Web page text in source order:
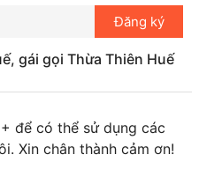
Đăng ký
gái gọi Thừa Thiên Huế
để có thể sử dụng các
Xin chân thành cảm ơn!